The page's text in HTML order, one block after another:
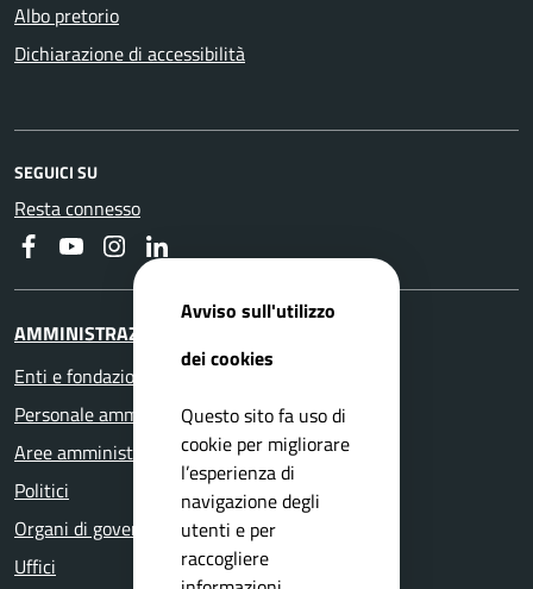
Albo pretorio
Dichiarazione di accessibilità
SEGUICI SU
Resta connesso
FaceboookYoutubeInstagram
AMMINISTRAZIONE
Enti e fondazioni
Personale amministrativo
Aree amministrative
Politici
Organi di governo
Uffici
Avviso sull'utilizzo
dei cookies
Questo sito fa uso di
cookie per migliorare
l’esperienza di
navigazione degli
utenti e per
raccogliere